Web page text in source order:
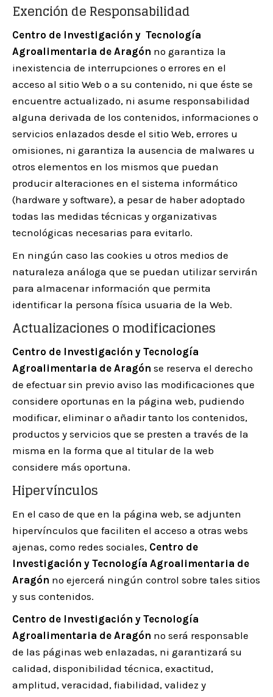
Exención de Responsabilidad
Centro de Investigación y Tecnología
Agroalimentaria de Aragón no garantiza la
inexistencia de interrupciones o errores en el
acceso al sitio Web o a su contenido, ni que éste se
encuentre actualizado, ni asume responsabilidad
alguna derivada de los contenidos, informaciones o
servicios enlazados desde el sitio Web, errores u
omisiones, ni garantiza la ausencia de malwares u
otros elementos en los mismos que puedan
producir alteraciones en el sistema informático
(hardware y software), a pesar de haber adoptado
todas las medidas técnicas y organizativas
tecnológicas necesarias para evitarlo.
En ningún caso las cookies u otros medios de
naturaleza análoga que se puedan utilizar servirán
para almacenar información que permita
identificar la persona física usuaria de la Web.
Actualizaciones o modificaciones
Centro de Investigación y Tecnología
Agroalimentaria de Aragón se reserva el derecho
de efectuar sin previo aviso las modificaciones que
considere oportunas en la página web, pudiendo
modificar, eliminar o añadir tanto los contenidos,
productos y servicios que se presten a través de la
misma en la forma que al titular de la web
considere más oportuna.
Hipervínculos
En el caso de que en la página web, se adjunten
hipervínculos que faciliten el acceso a otras webs
ajenas, como redes sociales, Centro de
Investigación y Tecnología Agroalimentaria de
Aragón no ejercerá ningún control sobre tales sitios
y sus contenidos.
Centro de Investigación y Tecnología
Agroalimentaria de Aragón no será responsable
de las páginas web enlazadas, ni garantizará su
calidad, disponibilidad técnica, exactitud,
amplitud, veracidad, fiabilidad, validez y